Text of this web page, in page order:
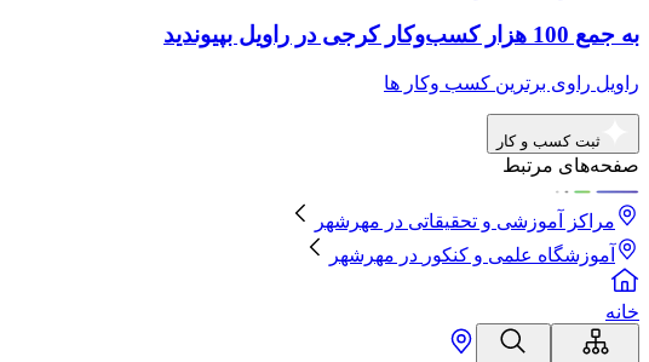
به جمع 100 هزار کسب‌وکار کرجی در راویل بپیوندید
راویل راوی برترین کسب وکار ها
ثبت کسب و کار
صفحه‌های مرتبط
مراکز آموزشی و تحقیقاتی در مهرشهر
آموزشگاه علمی و کنکور در مهرشهر
خانه